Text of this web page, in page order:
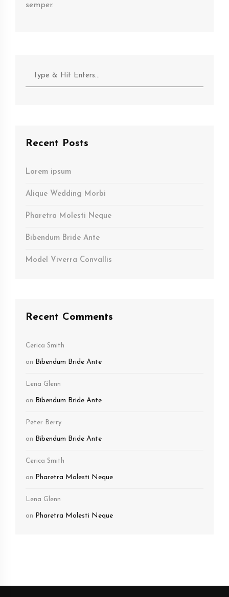
semper.
Recent Posts
Lorem ipsum
Alique Wedding Morbi
Pharetra Molesti Neque
Bibendum Bride Ante
Model Viverra Convallis
Recent Comments
Cerica Smith
on Bibendum Bride Ante
Lena Glenn
on Bibendum Bride Ante
Peter Berry
on Bibendum Bride Ante
Cerica Smith
on Pharetra Molesti Neque
Lena Glenn
on Pharetra Molesti Neque